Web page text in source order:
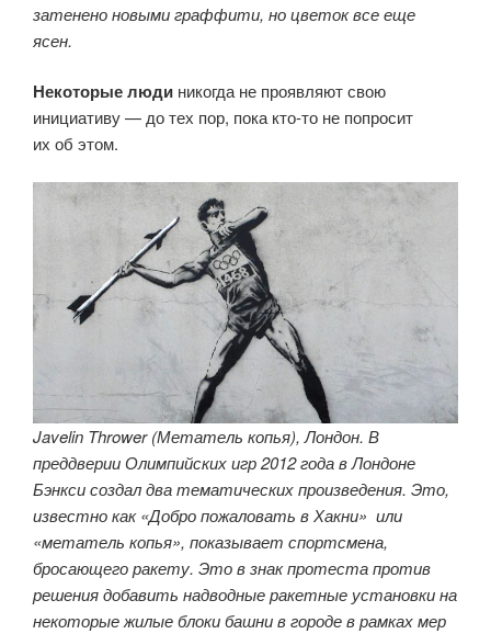
затенено новыми граффити, но цветок все еще
ясен.
Некоторые люди никогда не проявляют свою
инициативу — до тех пор, пока кто-то не попросит
их об этом.
Javelin Thrower (Метатель копья), Лондон. В
преддверии Олимпийских игр 2012 года в Лондоне
Бэнкси создал два тематических произведения. Это,
известно как «Добро пожаловать в Хакни» или
«метатель копья», показывает спортсмена,
бросающего ракету. Это в знак протеста против
решения добавить надводные ракетные установки на
некоторые жилые блоки башни в городе в рамках мер